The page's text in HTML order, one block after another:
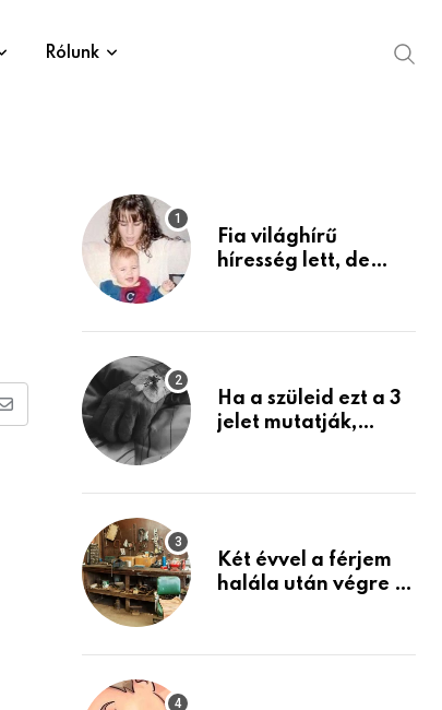
Rólunk
Share
Fia világhírű
híresség lett, de
mint azt el tudnád
Ha a szüleid ezt a 3
jelet mutatják,
Készülj fel arra, ami
Két évvel a férjem
halála után végre át
holmiját – amit